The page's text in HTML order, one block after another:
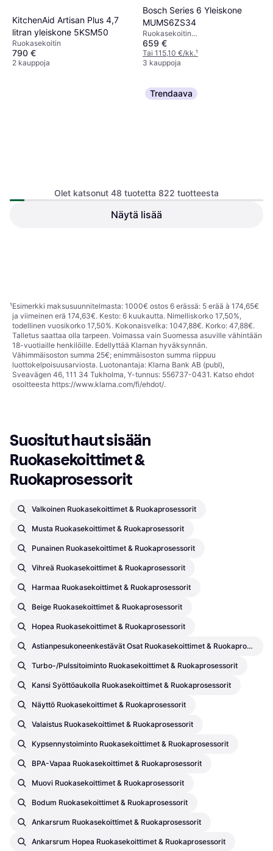
KitchenAid Artisan Plus 4,7
litran yleiskone 5KSM50
Ruokasekoitin
790 €
2 kauppoja
Bosch Series 6 Yleiskone
MUMS6ZS34
Ruokasekoitin
Planeetta-/Orbitaaliliike,
Roiskeensuoja,
Astianpesukoneenkestävät Osat
659 €
Tai 115,10 €/kk.¹
3 kauppoja
Trendaava
Kenwood MultiPro XL Weigh+
Olet katsonut 48 tuotetta 822 tuotteesta
Näytä lisää
¹Esimerkki maksusuunnitelmasta: 1000€ ostos 6 erässä: 5 erää à 174,65€
ja viimeinen erä 174,63€. Kesto: 6 kuukautta. Nimelliskorko 17,50%,
todellinen vuosikorko 17,50%. Kokonaisvelka: 1047,88€. Korko: 47,88€.
Talletus saattaa olla tarpeen. Voimassa vain Suomessa asuville vähintään
18-vuotiaille henkilöille. Edellyttää Klarnan hyväksynnän.
Vähimmäisoston summa 25€; enimmäisoston summa riippuu
luottokelpoisuusarviosta. Luotonantaja: Klarna Bank AB (publ),
Sveavägen 46, 111 34 Tukholma, Y-tunnus: 556737-0431. Katso ehdot
osoitteesta https://www.klarna.com/fi/ehdot/.
Suositut haut sisään
Ruokasekoittimet &
Ruokaprosessorit
Valkoinen Ruokasekoittimet & Ruokaprosessorit
Musta Ruokasekoittimet & Ruokaprosessorit
Punainen Ruokasekoittimet & Ruokaprosessorit
Vihreä Ruokasekoittimet & Ruokaprosessorit
Harmaa Ruokasekoittimet & Ruokaprosessorit
Beige Ruokasekoittimet & Ruokaprosessorit
Hopea Ruokasekoittimet & Ruokaprosessorit
Astianpesukoneenkestävät Osat Ruokasekoittimet & Ruokaprosessorit
Turbo-/Pulssitoiminto Ruokasekoittimet & Ruokaprosessorit
Kansi Syöttöaukolla Ruokasekoittimet & Ruokaprosessorit
Näyttö Ruokasekoittimet & Ruokaprosessorit
Valaistus Ruokasekoittimet & Ruokaprosessorit
Kypsennystoiminto Ruokasekoittimet & Ruokaprosessorit
BPA-Vapaa Ruokasekoittimet & Ruokaprosessorit
Muovi Ruokasekoittimet & Ruokaprosessorit
Bodum Ruokasekoittimet & Ruokaprosessorit
Ankarsrum Ruokasekoittimet & Ruokaprosessorit
Ankarsrum Hopea Ruokasekoittimet & Ruokaprosessorit